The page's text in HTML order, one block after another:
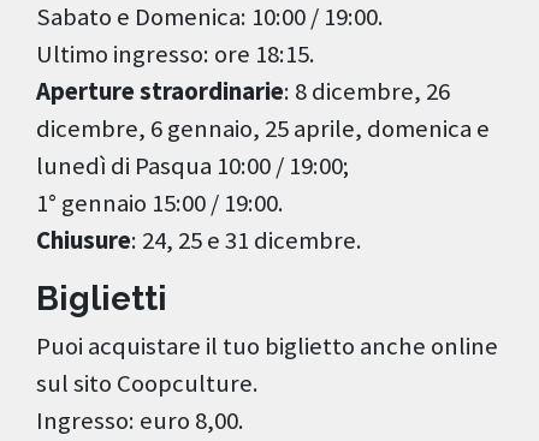
Sabato e Domenica: 10:00 / 19:00.
Ultimo ingresso: ore 18:15.
Aperture straordinarie: 8 dicembre, 26
dicembre, 6 gennaio, 25 aprile, domenica e
lunedì di Pasqua 10:00 / 19:00;
1° gennaio 15:00 / 19:00.
Chiusure: 24, 25 e 31 dicembre.
Biglietti
Puoi acquistare il tuo biglietto anche online
sul sito Coopculture.
Ingresso: euro 8,00.